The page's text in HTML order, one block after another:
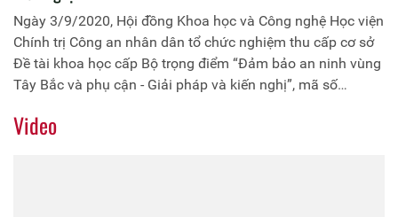
Ngày 3/9/2020, Hội đồng Khoa học và Công nghệ Học viện
Chính trị Công an nhân dân tổ chức nghiệm thu cấp cơ sở
Đề tài khoa học cấp Bộ trọng điểm “Đảm bảo an ninh vùng
Tây Bắc và phụ cận - Giải pháp và kiến nghị”, mã số
chủ trì.
Video